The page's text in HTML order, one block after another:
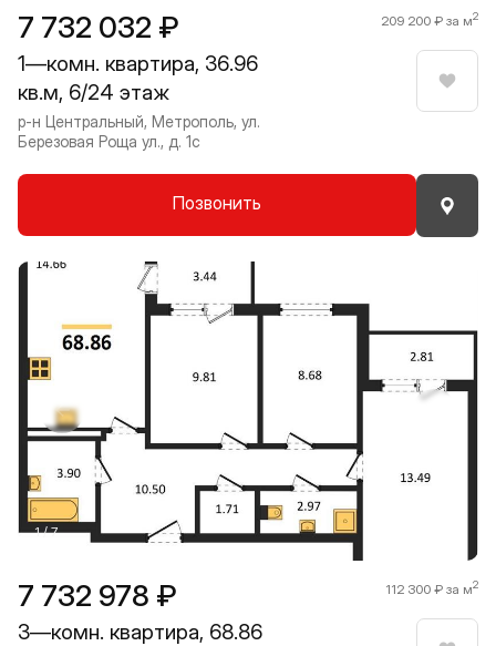
7 732 032 ₽ 209 200 ₽ за м2
1—комн. квартира, 36.96
кв.м, 6/24 этаж
р-н Центральный, Метрополь, ул.
Березовая Роща ул., д. 1с
Позвонить
7 732 978 ₽ 112 300 ₽ за м2
3—комн. квартира, 68.86
1 / 7
Прокрутить влево